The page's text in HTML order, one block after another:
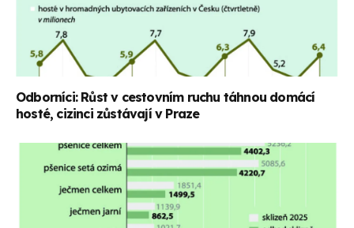
Odborníci: Růst v cestovním ruchu táhnou domácí
hosté, cizinci zůstávají v Praze